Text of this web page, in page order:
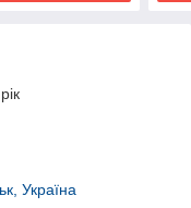
Україна